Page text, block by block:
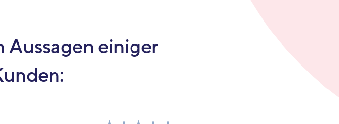
Aussagen einiger